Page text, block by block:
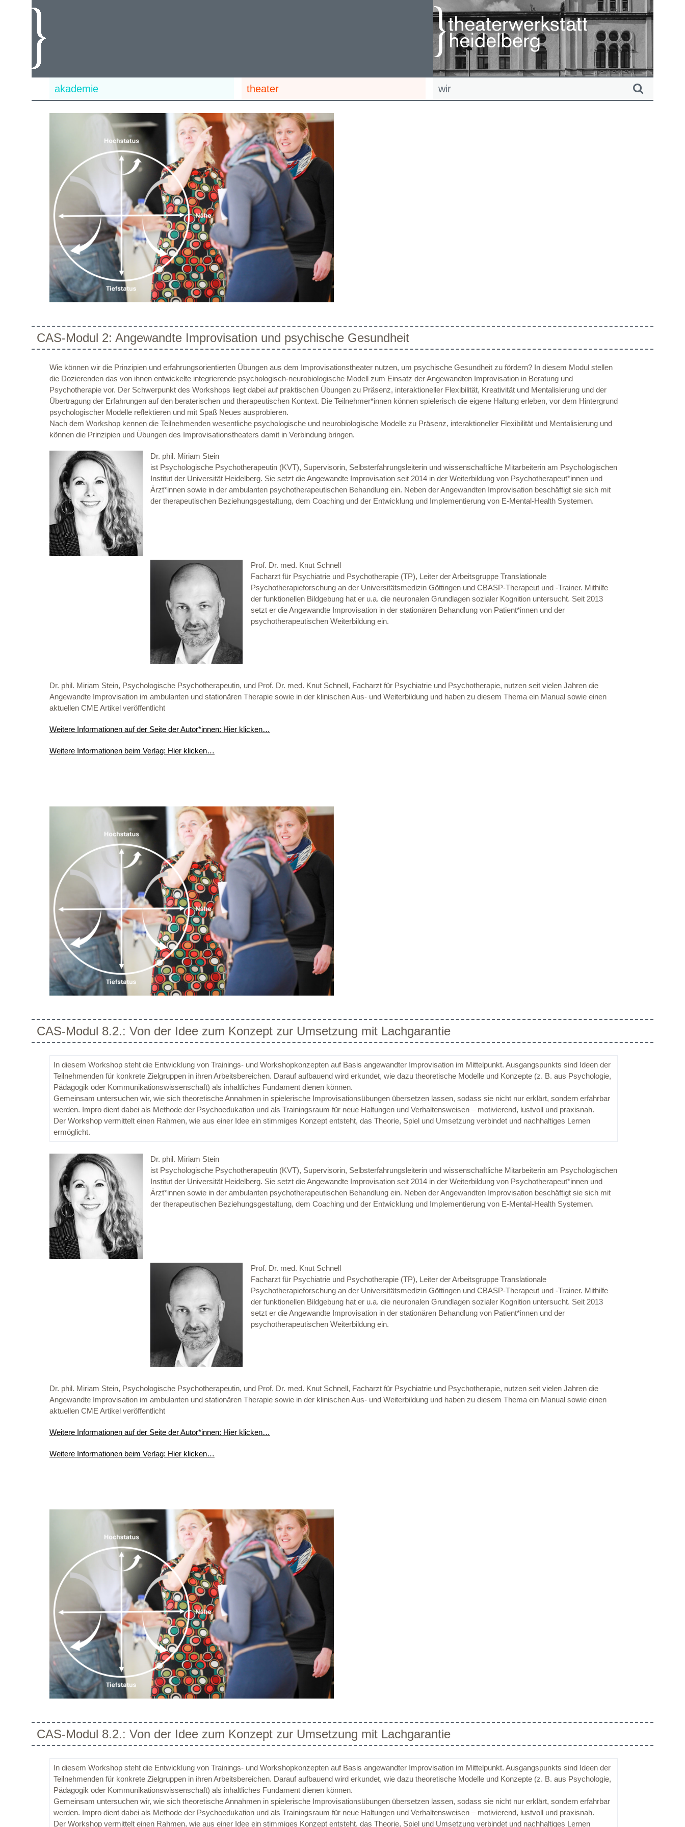
akademie theater wir
CAS-Modul 2: Angewandte Improvisation und psychische Gesundheit
Wie können wir die Prinzipien und erfahrungsorientierten Übungen aus dem Improvisationstheater nutzen, um psychische Gesundheit zu fördern? In diesem Modul stellen
die Dozierenden das von ihnen entwickelte integrierende psychologisch-neurobiologische Modell zum Einsatz der Angewandten Improvisation in Beratung und
Psychotherapie vor. Der Schwerpunkt des Workshops liegt dabei auf praktischen Übungen zu Präsenz, interaktioneller Flexibilität, Kreativität und Mentalisierung und der
Übertragung der Erfahrungen auf den beraterischen und therapeutischen Kontext. Die Teilnehmer*innen können spielerisch die eigene Haltung erleben, vor dem Hintergrund
psychologischer Modelle reflektieren und mit Spaß Neues ausprobieren.
Nach dem Workshop kennen die Teilnehmenden wesentliche psychologische und neurobiologische Modelle zu Präsenz, interaktioneller Flexibilität und Mentalisierung und
können die Prinzipien und Übungen des Improvisationstheaters damit in Verbindung bringen.
Dr. phil. Miriam Stein
ist Psychologische Psychotherapeutin (KVT), Supervisorin, Selbsterfahrungsleiterin und wissenschaftliche Mitarbeiterin am Psychologischen
Institut der Universität Heidelberg. Sie setzt die Angewandte Improvisation seit 2014 in der Weiterbildung von Psychotherapeut*innen und
Ärzt*innen sowie in der ambulanten psychotherapeutischen Behandlung ein. Neben der Angewandten Improvisation beschäftigt sie sich mit
der therapeutischen Beziehungsgestaltung, dem Coaching und der Entwicklung und Implementierung von E-Mental-Health Systemen.
Prof. Dr. med. Knut Schnell
Facharzt für Psychiatrie und Psychotherapie (TP), Leiter der Arbeitsgruppe Translationale
Psychotherapieforschung an der Universitätsmedizin Göttingen und CBASP-Therapeut und -Trainer. Mithilfe
der funktionellen Bildgebung hat er u.a. die neuronalen Grundlagen sozialer Kognition untersucht. Seit 2013
setzt er die Angewandte Improvisation in der stationären Behandlung von Patient*innen und der
psychotherapeutischen Weiterbildung ein.
Dr. phil. Miriam Stein, Psychologische Psychotherapeutin, und Prof. Dr. med. Knut Schnell, Facharzt für Psychiatrie und Psychotherapie, nutzen seit vielen Jahren die
Angewandte Improvisation im ambulanten und stationären Therapie sowie in der klinischen Aus- und Weiterbildung und haben zu diesem Thema ein Manual sowie einen
aktuellen CME Artikel veröffentlicht
Weitere Informationen auf der Seite der Autor*innen: Hier klicken…
Weitere Informationen beim Verlag: Hier klicken…
CAS-Modul 8.2.: Von der Idee zum Konzept zur Umsetzung mit Lachgarantie
In diesem Workshop steht die Entwicklung von Trainings- und Workshopkonzepten auf Basis angewandter Improvisation im Mittelpunkt. Ausgangspunkts sind Ideen der
Teilnehmenden für konkrete Zielgruppen in ihren Arbeitsbereichen. Darauf aufbauend wird erkundet, wie dazu theoretische Modelle und Konzepte (z. B. aus Psychologie,
Pädagogik oder Kommunikationswissenschaft) als inhaltliches Fundament dienen können.
Gemeinsam untersuchen wir, wie sich theoretische Annahmen in spielerische Improvisationsübungen übersetzen lassen, sodass sie nicht nur erklärt, sondern erfahrbar
werden. Impro dient dabei als Methode der Psychoedukation und als Trainingsraum für neue Haltungen und Verhaltensweisen – motivierend, lustvoll und praxisnah.
Der Workshop vermittelt einen Rahmen, wie aus einer Idee ein stimmiges Konzept entsteht, das Theorie, Spiel und Umsetzung verbindet und nachhaltiges Lernen
ermöglicht.
Dr. phil. Miriam Stein
ist Psychologische Psychotherapeutin (KVT), Supervisorin, Selbsterfahrungsleiterin und wissenschaftliche Mitarbeiterin am Psychologischen
Institut der Universität Heidelberg. Sie setzt die Angewandte Improvisation seit 2014 in der Weiterbildung von Psychotherapeut*innen und
Ärzt*innen sowie in der ambulanten psychotherapeutischen Behandlung ein. Neben der Angewandten Improvisation beschäftigt sie sich mit
der therapeutischen Beziehungsgestaltung, dem Coaching und der Entwicklung und Implementierung von E-Mental-Health Systemen.
Prof. Dr. med. Knut Schnell
Facharzt für Psychiatrie und Psychotherapie (TP), Leiter der Arbeitsgruppe Translationale
Psychotherapieforschung an der Universitätsmedizin Göttingen und CBASP-Therapeut und -Trainer. Mithilfe
der funktionellen Bildgebung hat er u.a. die neuronalen Grundlagen sozialer Kognition untersucht. Seit 2013
setzt er die Angewandte Improvisation in der stationären Behandlung von Patient*innen und der
psychotherapeutischen Weiterbildung ein.
Dr. phil. Miriam Stein, Psychologische Psychotherapeutin, und Prof. Dr. med. Knut Schnell, Facharzt für Psychiatrie und Psychotherapie, nutzen seit vielen Jahren die
Angewandte Improvisation im ambulanten und stationären Therapie sowie in der klinischen Aus- und Weiterbildung und haben zu diesem Thema ein Manual sowie einen
aktuellen CME Artikel veröffentlicht
Weitere Informationen auf der Seite der Autor*innen: Hier klicken…
Weitere Informationen beim Verlag: Hier klicken…
CAS-Modul 8.2.: Von der Idee zum Konzept zur Umsetzung mit Lachgarantie
In diesem Workshop steht die Entwicklung von Trainings- und Workshopkonzepten auf Basis angewandter Improvisation im Mittelpunkt. Ausgangspunkts sind Ideen der
Teilnehmenden für konkrete Zielgruppen in ihren Arbeitsbereichen. Darauf aufbauend wird erkundet, wie dazu theoretische Modelle und Konzepte (z. B. aus Psychologie,
Pädagogik oder Kommunikationswissenschaft) als inhaltliches Fundament dienen können.
Gemeinsam untersuchen wir, wie sich theoretische Annahmen in spielerische Improvisationsübungen übersetzen lassen, sodass sie nicht nur erklärt, sondern erfahrbar
werden. Impro dient dabei als Methode der Psychoedukation und als Trainingsraum für neue Haltungen und Verhaltensweisen – motivierend, lustvoll und praxisnah.
Der Workshop vermittelt einen Rahmen, wie aus einer Idee ein stimmiges Konzept entsteht, das Theorie, Spiel und Umsetzung verbindet und nachhaltiges Lernen